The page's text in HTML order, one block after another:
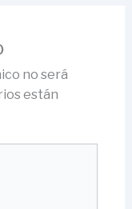
no será
están